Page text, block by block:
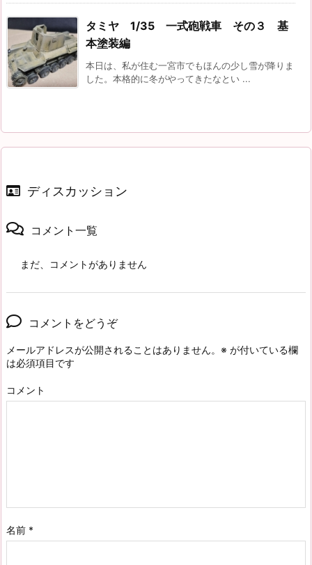
タミヤ 1/35 一式砲戦車 その３ 基
本塗装編
本日は、私が住む一宮市でもほんの少し雪が降りま
した。本格的に冬がやってきたなとい ...
ディスカッション
コメント一覧
まだ、コメントがありません
コメントをどうぞ
メールアドレスが公開されることはありません。 ※ が付いている欄
は必須項目です
コメント
名前 *